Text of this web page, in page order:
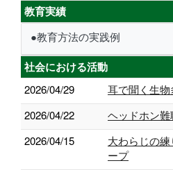
教育実績
●教育方法の実践例
社会における活動
2026/04/29
耳で聞く生
2026/04/22
ヘッドホン難
2026/04/15
大わらじの
ープ